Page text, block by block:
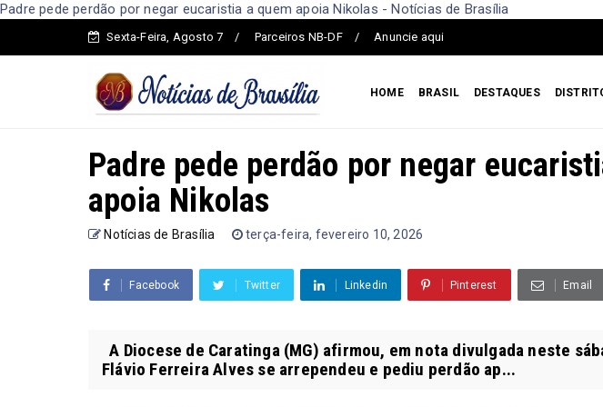
Padre pede perdão por negar eucaristia a quem apoia Nikolas - Notícias de Brasília
Sexta-Feira, Agosto 7 Parceiros NB-DF Anuncie aqui
HOME BRASIL DESTAQUES
Padre pede perdão por negar
apoia Nikolas
Notícias de Brasília terça-feira, fevereiro 10, 2026
Facebook Twitter Linkedin Pinterest Email
A Diocese de Caratinga (MG) afirmou, em nota divulgada neste
Flávio Ferreira Alves se arrependeu e pediu perdão ap...